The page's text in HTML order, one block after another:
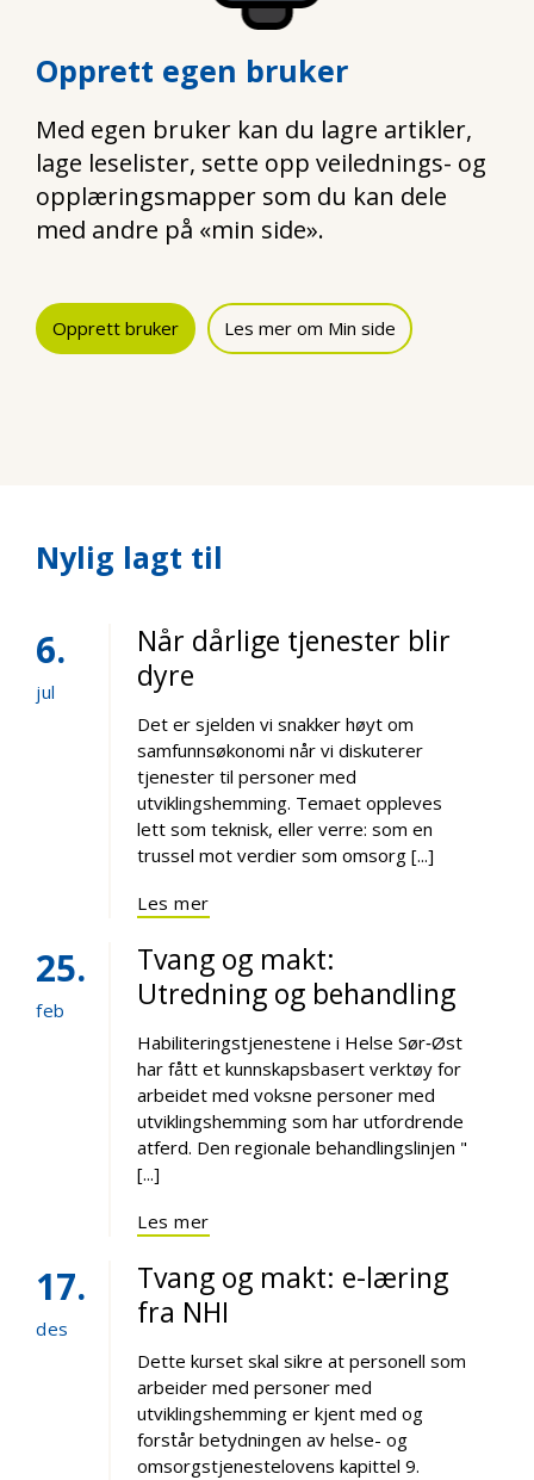
Opprett egen bruker
Med egen bruker kan du lagre artikler,
lage leselister, sette opp veilednings- og
opplæringsmapper som du kan dele
med andre på «min side».
Opprett bruker Les mer om Min side
Nylig lagt til
6
jul
Når dårlige tjenester blir
dyre
Det er sjelden vi snakker høyt om
samfunnsøkonomi når vi diskuterer
tjenester til personer med
utviklingshemming. Temaet oppleves
lett som teknisk, eller verre: som en
trussel mot verdier som omsorg [...]
Les mer
25
feb
Tvang og makt:
Utredning og behandling
Habiliteringstjenestene i Helse Sør‑Øst
har fått et kunnskapsbasert verktøy for
arbeidet med voksne personer med
utviklingshemming som har utfordrende
atferd. Den regionale behandlingslinjen "
[...]
Les mer
17
des
Tvang og makt: e-læring
fra NHI
Dette kurset skal sikre at personell som
arbeider med personer med
utviklingshemming er kjent med og
forstår betydningen av helse- og
omsorgstjenestelovens kapittel 9.